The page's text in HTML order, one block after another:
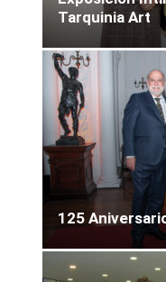
Tarquinia Art
125